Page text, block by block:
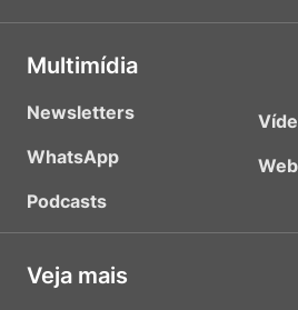
Multimídia
Newsletters
WhatsApp
Podcasts
Veja mais